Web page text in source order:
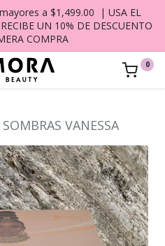
a $1,499.00 | USA EL
UN 10% DE DESCUENTO
COMPRA
0
VANESSA